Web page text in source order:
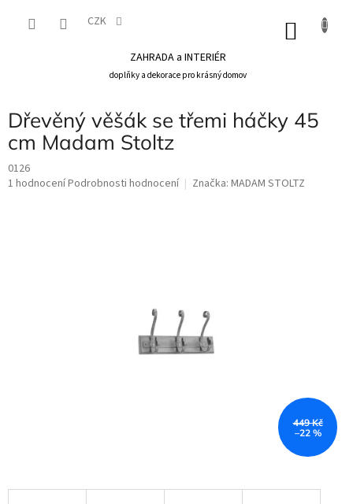
CZK
ZAHRADA a INTERIÉR
doplňky a dekorace pro krásný domov
Dřevěný věšák se třemi háčky 45
cm Madam Stoltz
0126
Průměrné
1 hodnoceníPodrobnosti hodnocení Značka: MADAM STOLTZ
449 Kč
–22 %